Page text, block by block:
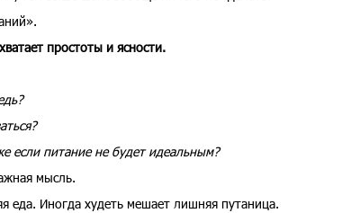
простоты и ясности.
если питание не будет идеальным?
мысль.
еда. Иногда худеть мешает лишняя путаница.